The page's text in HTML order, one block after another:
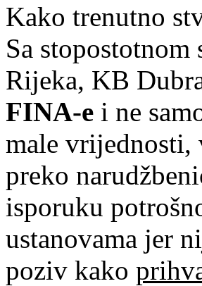
Kako trenutno
Sa
Rijeka, KB
FINA-e i ne
male vrijednosti,
preko
isporuku
ustanovama jer
poziv kako